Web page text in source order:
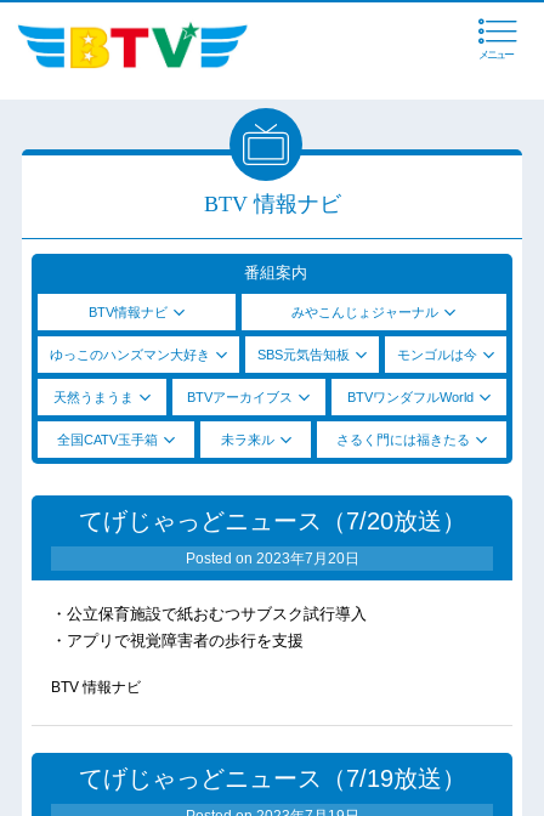
メニュー
BTV 情報ナビ
番組案内
BTV情報ナビ みやこんじょジャーナル
ゆっこのハンズマン大好き SBS元気告知板 モンゴルは今
天然うまうま BTVアーカイブス BTVワンダフルWorld
全国CATV玉手箱 未ラ来ル さるく門には福きたる
てげじゃっどニュース（7/20放送）
Posted on 2023年7月20日
・公立保育施設で紙おむつサブスク試行導入
・アプリで視覚障害者の歩行を支援
BTV 情報ナビ
てげじゃっどニュース（7/19放送）